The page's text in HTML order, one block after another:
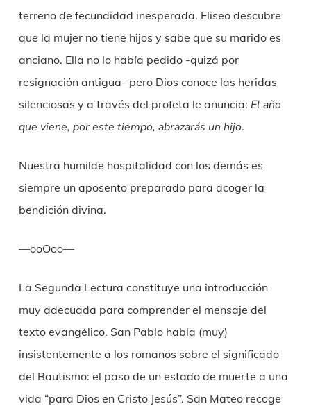
terreno de fecundidad inesperada. Eliseo descubre
que la mujer no tiene hijos y sabe que su marido es
anciano. Ella no lo había pedido -quizá por
resignación antigua- pero Dios conoce las heridas
silenciosas y a través del profeta le anuncia: El año
que viene, por este tiempo, abrazarás un hijo.
Nuestra humilde hospitalidad con los demás es
siempre un aposento preparado para acoger la
bendición divina.
—ooOoo—
La Segunda Lectura constituye una introducción
muy adecuada para comprender el mensaje del
texto evangélico. San Pablo habla (muy)
insistentemente a los romanos sobre el significado
del Bautismo: el paso de un estado de muerte a una
vida “para Dios en Cristo Jesús”. San Mateo recoge